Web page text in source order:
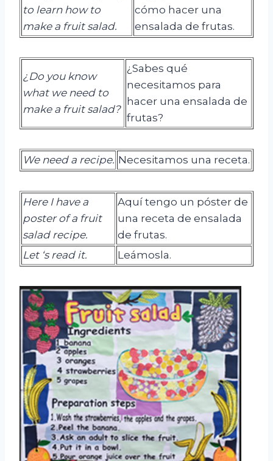
to learn how to
make a fruit salad.
cómo hacer una
ensalada de frutas.
¿Do you know
what we need to
make a fruit salad?
¿Sabes qué
necesitamos para
hacer una ensalada de
frutas?
We needa recipe. Necesitamos una receta.
Here I have a
poster of a fruit
salad recipe.
Aquí tengo un póster de
una receta de ensalada
de frutas.
Let‘s read it. Leámosla.